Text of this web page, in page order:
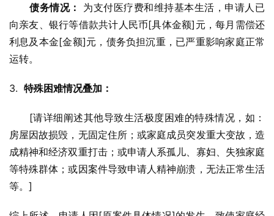
债务情况：
为支付医疗费和维持基本生活，申请人已
向亲友、银行等借款共计人民币[具体金额]元，每月需偿还
利息及本金[金额]元，债务负担沉重，已严重影响家庭正常
运转。
3. 特殊困难情况叠加：
房屋因故损毁，无固定住所；或家庭成员突发重大变故，造
成精神和经济双重打击；或申请人系孤儿、寡妇、失独家庭
等特殊群体；或因案件导致申请人精神崩溃，无法正常生活
等。]